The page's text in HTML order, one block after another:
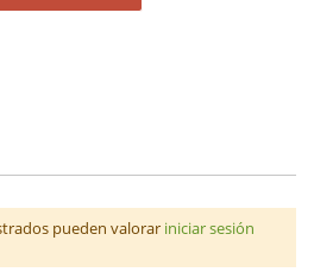
pueden valorar iniciar sesión